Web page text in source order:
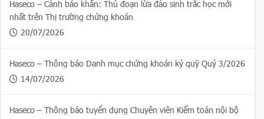
Haseco – Cảnh báo khẩn: Thủ đoạn lừa đảo sinh trắc học mới
nhất trên Thị trường chứng khoán
20/07/2026
Haseco – Thông báo Danh mục chứng khoán ký quỹ Quý 3/2026
14/07/2026
Haseco – Thông báo tuyển dụng Chuyên viên Kiểm toán nội bộ